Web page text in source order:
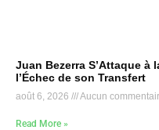
Juan Bezerra S’Attaque à
l’Échec de son Transfert
août 6, 2026 Aucun
Read More »